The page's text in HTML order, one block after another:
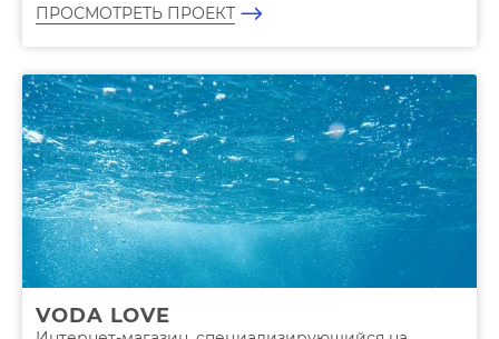
ПРОСМОТРЕТЬ ПРОЕКТ
VODA LOVE